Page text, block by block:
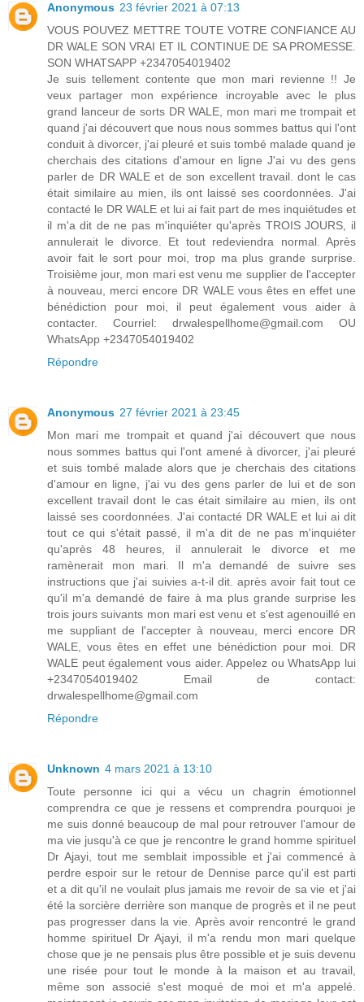
Anonymous 23 février 2021 à 07:13
VOUS POUVEZ METTRE TOUTE VOTRE CONFIANCE AU
DR WALE SON VRAI ET IL CONTINUE DE SA PROMESSE.
SON WHATSAPP +2347054019402
Je suis tellement contente que mon mari revienne !! Je
veux partager mon expérience incroyable avec le plus
grand lanceur de sorts DR WALE, mon mari me trompait et
quand j'ai découvert que nous nous sommes battus qui l'ont
conduit à divorcer, j'ai pleuré et suis tombé malade quand je
cherchais des citations d'amour en ligne J'ai vu des gens
parler de DR WALE et de son excellent travail. dont le cas
était similaire au mien, ils ont laissé ses coordonnées. J'ai
contacté le DR WALE et lui ai fait part de mes inquiétudes et
il m'a dit de ne pas m'inquiéter qu'après TROIS JOURS, il
annulerait le divorce. Et tout redeviendra normal. Après
avoir fait le sort pour moi, trop ma plus grande surprise.
Troisième jour, mon mari est venu me supplier de l'accepter
à nouveau, merci encore DR WALE vous êtes en effet une
bénédiction pour moi, il peut également vous aider à
contacter. Courriel: drwalespellhome@gmail.com OU
WhatsApp +2347054019402
Répondre
Anonymous 27 février 2021 à 23:45
Mon mari me trompait et quand j'ai découvert que nous
nous sommes battus qui l'ont amené à divorcer, j'ai pleuré
et suis tombé malade alors que je cherchais des citations
d'amour en ligne, j'ai vu des gens parler de lui et de son
excellent travail dont le cas était similaire au mien, ils ont
laissé ses coordonnées. J'ai contacté DR WALE et lui ai dit
tout ce qui s'était passé, il m'a dit de ne pas m'inquiéter
qu'après 48 heures, il annulerait le divorce et me
ramènerait mon mari. Il m'a demandé de suivre ses
instructions que j'ai suivies a-t-il dit. après avoir fait tout ce
qu'il m'a demandé de faire à ma plus grande surprise les
trois jours suivants mon mari est venu et s'est agenouillé en
me suppliant de l'accepter à nouveau, merci encore DR
WALE, vous êtes en effet une bénédiction pour moi. DR
WALE peut également vous aider. Appelez ou WhatsApp lui
+2347054019402 Email de contact:
drwalespellhome@gmail.com
Répondre
Unknown 4 mars 2021 à 13:10
Toute personne ici qui a vécu un chagrin émotionnel
comprendra ce que je ressens et comprendra pourquoi je
me suis donné beaucoup de mal pour retrouver l'amour de
ma vie jusqu'à ce que je rencontre le grand homme spirituel
Dr Ajayi, tout me semblait impossible et j'ai commencé à
perdre espoir sur le retour de Dennise parce qu'il est parti
et a dit qu'il ne voulait plus jamais me revoir de sa vie et j'ai
été la sorcière derrière son manque de progrès et il ne peut
pas progresser dans la vie. Après avoir rencontré le grand
homme spirituel Dr Ajayi, il m'a rendu mon mari quelque
chose que je ne pensais plus être possible et je suis devenu
une risée pour tout le monde à la maison et au travail,
même son associé s'est moqué de moi et m'a appelé.